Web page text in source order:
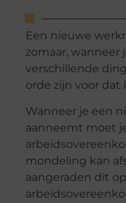
Een nieuwe
zomaar,
verschillende
orde zijn voor
Wanneer je een
aanneemt moet
mondeling kan
aangeraden dit